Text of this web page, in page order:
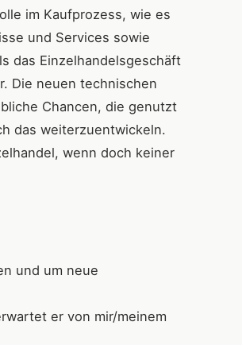
im Kaufprozess, wie es
und Services sowie
das Einzelhandelsgeschäft
Die neuen technischen
Chancen, die genutzt
das weiterzuentwickeln.
wenn doch keiner
und um neue
er von mir/meinem